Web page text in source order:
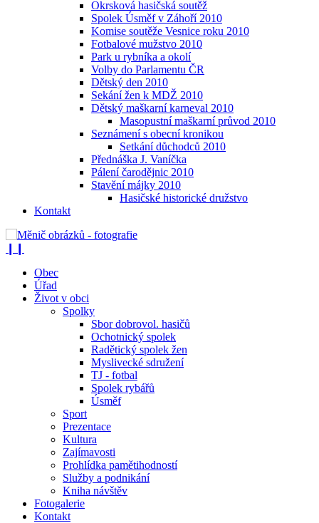
Okrsková hasičská soutěž
Spolek Úsměf v Záhoří 2010
Komise soutěže Vesnice roku 2010
Fotbalové mužstvo 2010
Park u rybníka a okolí
Volby do Parlamentu ČR
Dětský den 2010
Sekání žen k MDŽ 2010
Dětský maškarní karneval 2010
Masopustní maškarní průvod 2010
Seznámení s obecní kronikou
Setkání důchodců 2010
Přednáška J. Vaníčka
Pálení čarodějnic 2010
Stavění májky 2010
Hasičské historické družstvo
Kontakt
Obec
Úřad
Život v obci
Spolky
Sbor dobrovol. hasičů
Ochotnický spolek
Radětický spolek žen
Myslivecké sdružení
TJ - fotbal
Spolek rybářů
Úsměf
Sport
Prezentace
Kultura
Zajímavosti
Prohlídka pamětihodností
Služby a podnikání
Kniha návštěv
Fotogalerie
Kontakt